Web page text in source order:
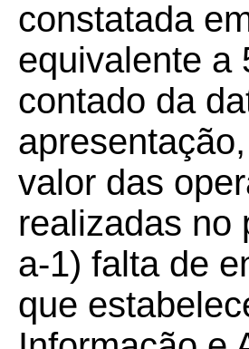
constatada
equivalente a
contado da
valor das
realizadas no
a-1) falta de
que